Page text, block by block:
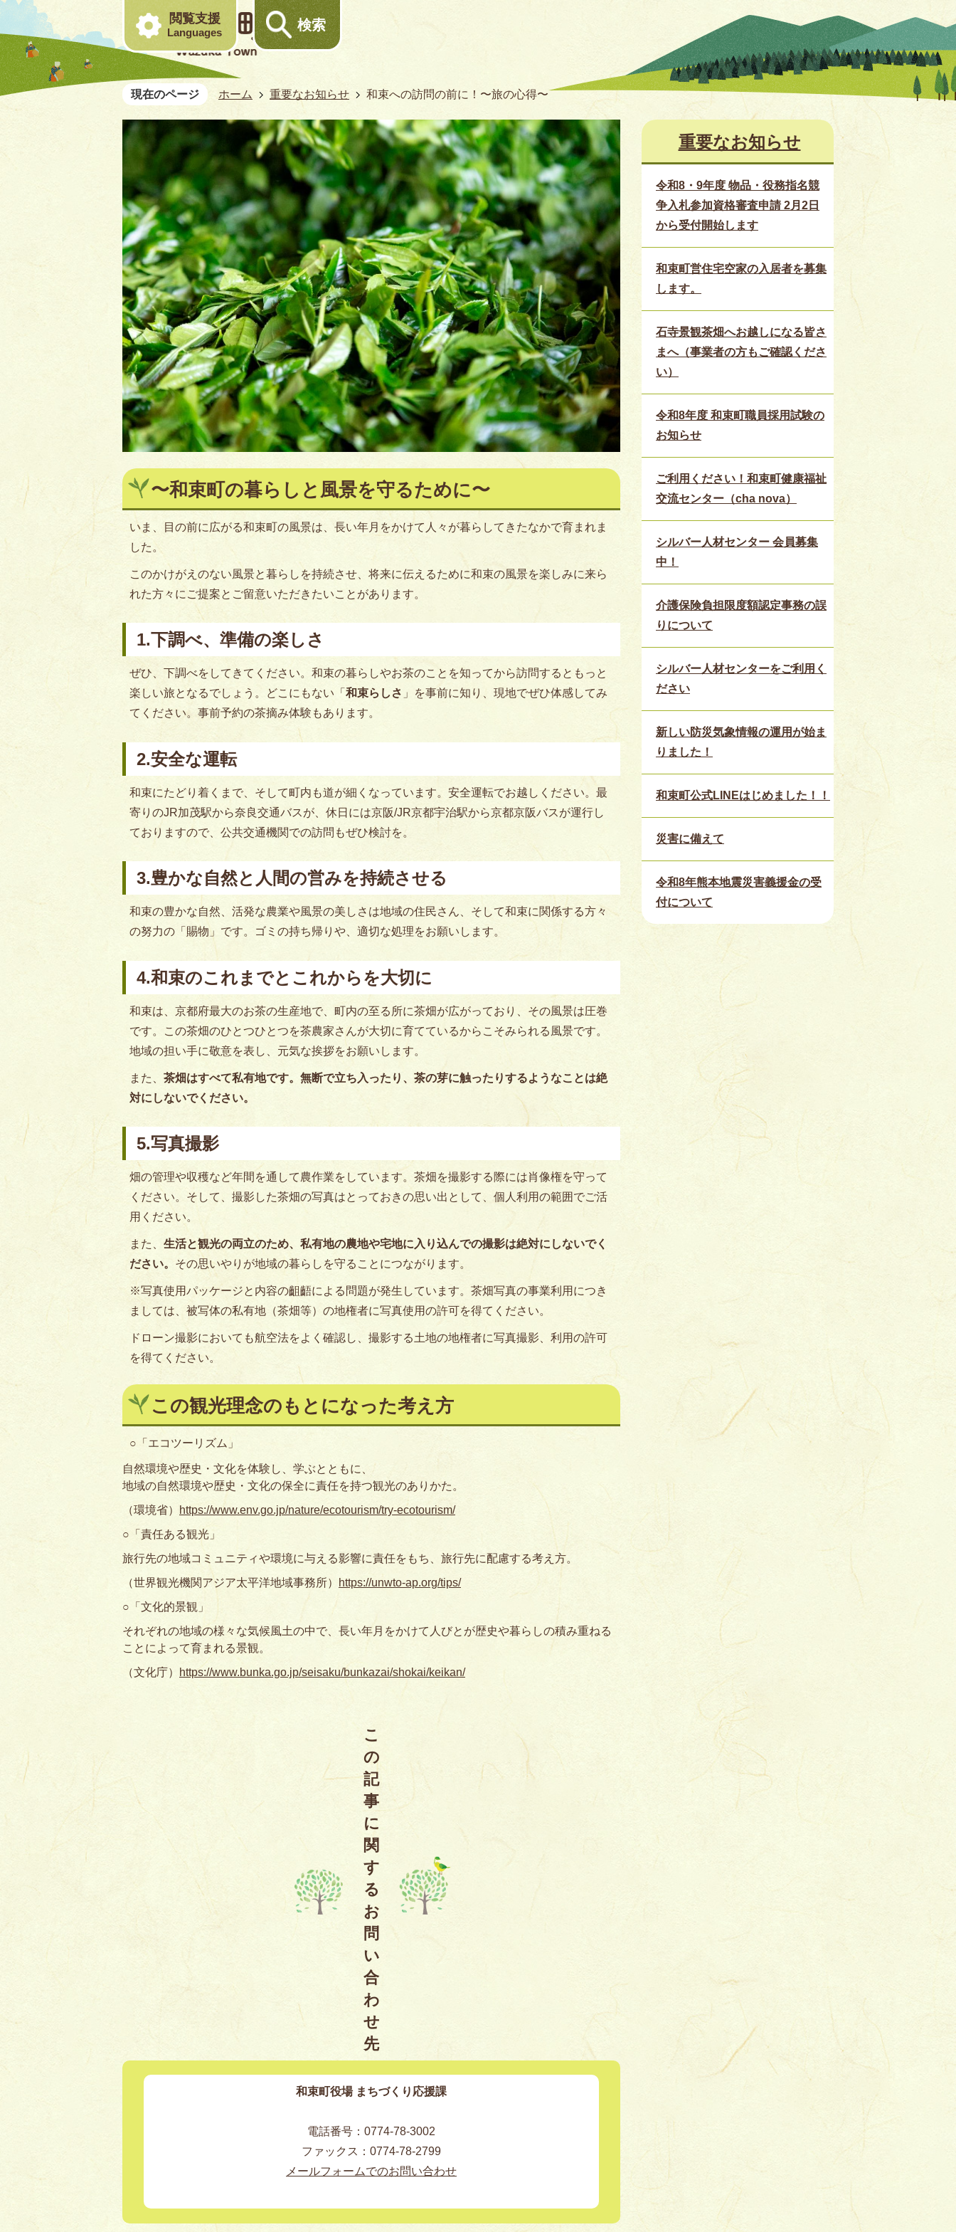
閲覧支援
Languages 検索
現在のページ ホーム 重要なお知らせ 和束への訪問の前に！〜旅の心得〜
〜和束町の暮らしと風景を守るために〜
いま、目の前に広がる和束町の風景は、長い年月をかけて人々が暮らしてきたなかで育まれま
した。
このかけがえのない風景と暮らしを持続させ、将来に伝えるために和束の風景を楽しみに来ら
れた方々にご提案とご留意いただきたいことがあります。
1.下調べ、準備の楽しさ
ぜひ、下調べをしてきてください。和束の暮らしやお茶のことを知ってから訪問するともっと
楽しい旅となるでしょう。どこにもない「 和束らしさ 」を事前に知り、現地でぜひ体感してみ
てください。事前予約の茶摘み体験もあります。
2.安全な運転
和束にたどり着くまで、そして町内も道が細くなっています。安全運転でお越しください。最
寄りのJR加茂駅から奈良交通バスが、休日には京阪/JR京都宇治駅から京都京阪バスが運行し
ておりますので、公共交通機関での訪問もぜひ検討を。
3.豊かな自然と人間の営みを持続させる
和束の豊かな自然、活発な農業や風景の美しさは地域の住民さん、そして和束に関係する方々
の努力の「賜物」です。ゴミの持ち帰りや、適切な処理をお願いします。
4.和束のこれまでとこれからを大切に
和束は、京都府最大のお茶の生産地で、町内の至る所に茶畑が広がっており、その風景は圧巻
です。この茶畑のひとつひとつを茶農家さんが大切に育てているからこそみられる風景です。
地域の担い手に敬意を表し、元気な挨拶をお願いします。
また、 茶畑はすべて私有地です。無断で立ち入ったり、茶の芽に触ったりするようなことは絶
対にしないでください。
5.写真撮影
畑の管理や収穫など年間を通して農作業をしています。茶畑を撮影する際には肖像権を守って
ください。そして、撮影した茶畑の写真はとっておきの思い出として、個人利用の範囲でご活
用ください。
また、 生活と観光の両立のため、私有地の農地や宅地に入り込んでの撮影は絶対にしないでく
ださい。 その思いやりが地域の暮らしを守ることにつながります。
※写真使用パッケージと内容の齟齬による問題が発生しています。茶畑写真の事業利用につき
ましては、被写体の私有地（茶畑等）の地権者に写真使用の許可を得てください。
ドローン撮影においても航空法をよく確認し、撮影する土地の地権者に写真撮影、利用の許可
を得てください。
この観光理念のもとになった考え方
○「エコツーリズム」
自然環境や歴史・文化を体験し、学ぶとともに、
地域の自然環境や歴史・文化の保全に責任を持つ観光のありかた。
（環境省）
https://www.env.go.jp/nature/ecotourism/try-ecotourism/
○「責任ある観光」
旅行先の地域コミュニティや環境に与える影響に責任をもち、旅行先に配慮する考え方。
（世界観光機関アジア太平洋地域事務所）
https://unwto-ap.org/tips/
○「文化的景観」
それぞれの地域の様々な気候風土の中で、長い年月をかけて人びとが歴史や暮らしの積み重ねる
ことによって育まれる景観。
（文化庁）
https://www.bunka.go.jp/seisaku/bunkazai/shokai/keikan/
こ
の
記
事
に
関
す
る
お
問
い
合
わ
せ
先
和束町役場 まちづくり応援課
電話番号：0774-78-3002
ファックス：0774-78-2799
メールフォームでのお問い合わせ
重要なお知らせ
令和8・9年度 物品・役務指名競
争入札参加資格審査申請 2月2日
から受付開始します
和束町営住宅空家の入居者を募集
します。
石寺景観茶畑へお越しになる皆さ
まへ（事業者の方もご確認くださ
い）
令和8年度 和束町職員採用試験の
お知らせ
ご利用ください！和束町健康福祉
交流センター（cha nova）
シルバー人材センター 会員募集
中！
介護保険負担限度額認定事務の誤
りについて
シルバー人材センターをご利用く
ださい
新しい防災気象情報の運用が始ま
りました！
和束町公式LINEはじめました！！
災害に備えて
令和8年熊本地震災害義援金の受
付について